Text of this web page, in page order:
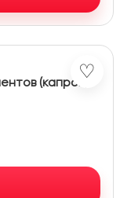
♡
(капрон)